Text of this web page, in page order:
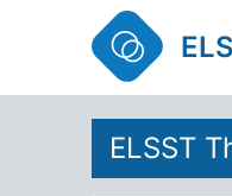
ELSST
ADVIES